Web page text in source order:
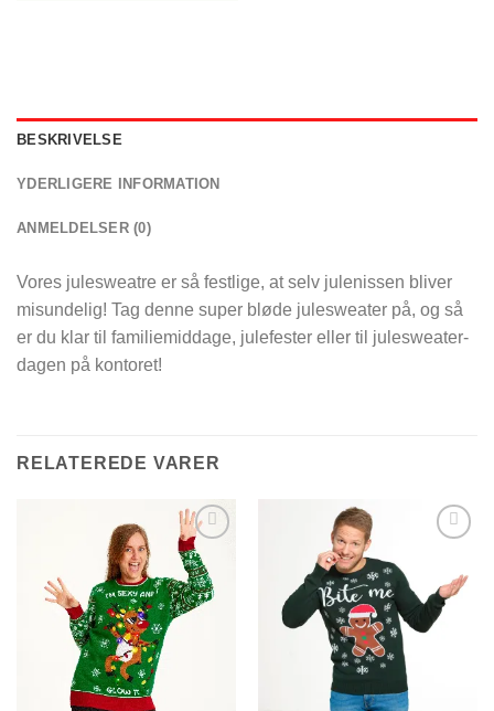
BESKRIVELSE
YDERLIGERE INFORMATION
ANMELDELSER (0)
Vores julesweatre er så festlige, at selv julenissen bliver
misundelig! Tag denne super bløde julesweater på, og så
er du klar til familiemiddage, julefester eller til julesweater-
dagen på kontoret!
RELATEREDE VARER
Add to
Wishlist
Add to
Wishlist